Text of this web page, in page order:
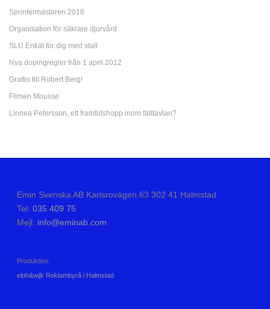
Sprintermästaren 2016
Organisation för säkrare djurvård
SLU Enkät för dig med stall
Nya dopingregler från 1 april 2012
Grattis till Robert Berg!
Filmen Mousse
Linnea Petersson, ett framtidshopp inom fälttävlan?
Emin Svenska AB Karlsrovägen 63 302 41 Halmstad
Tel:035 409 75
Mejl: info@eminab.com
Produktion:
eloh&wijk Reklambyrå i Halmstad